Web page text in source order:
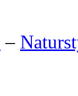
–